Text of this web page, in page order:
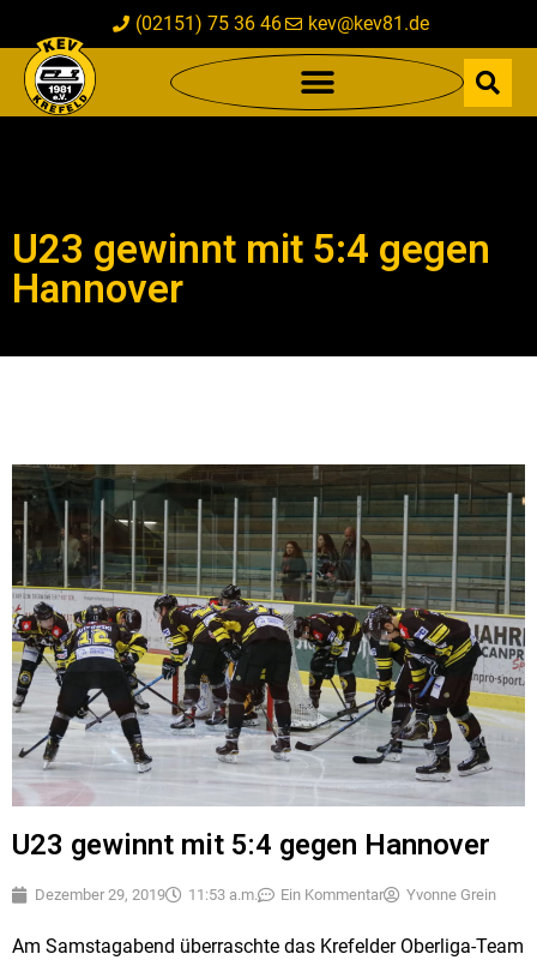
(02151) 75 36 46 kev@kev81.de
U23 gewinnt mit 5:4 gegen
Hannover
U23 gewinnt mit 5:4 gegen Hannover
Dezember 29, 2019 11:53 a.m. Ein Kommentar Yvonne Grein
Am Samstagabend überraschte das Krefelder Oberliga-Team